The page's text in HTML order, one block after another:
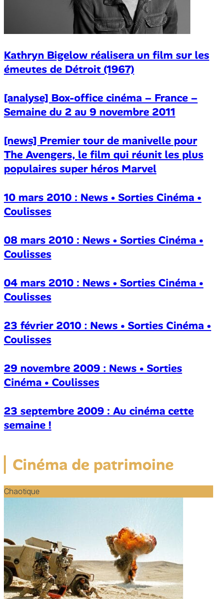
Kathryn Bigelow réalisera un film sur les
émeutes de Détroit (1967)
[analyse] Box-office cinéma – France –
Semaine du 2 au 9 novembre 2011
[news] Premier tour de manivelle pour
The Avengers, le film qui réunit les plus
populaires super héros Marvel
10 mars 2010 : News • Sorties Cinéma •
Coulisses
08 mars 2010 : News • Sorties Cinéma •
Coulisses
04 mars 2010 : News • Sorties Cinéma •
Coulisses
23 février 2010 : News • Sorties Cinéma •
Coulisses
29 novembre 2009 : News • Sorties
Cinéma • Coulisses
23 septembre 2009 : Au cinéma cette
semaine !
Cinéma de patrimoine
Chaotique